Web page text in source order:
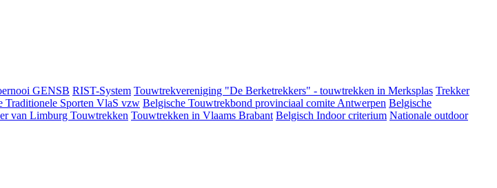
GENSB RIST-System Touwtrekvereniging "De Berketrekkers" - touwtrekken in Merksplas Trekker
Traditionele Sporten VlaS vzw Belgische Touwtrekbond provinciaal comite Antwerpen Belgische
van Limburg Touwtrekken Touwtrekken in Vlaams Brabant Belgisch Indoor criterium Nationale outdoor